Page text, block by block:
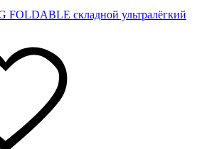
FOLDABLE складной ультралёгкий